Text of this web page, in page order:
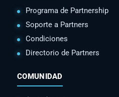
Programa de Partnership
Soporte a Partners
Condiciones
Directorio de Partners
COMUNIDAD